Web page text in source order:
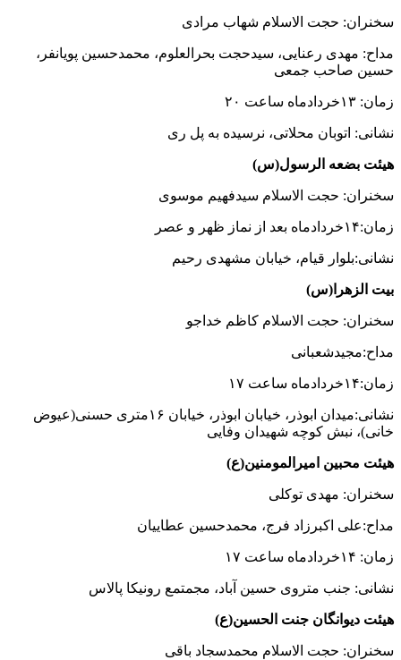
سخنران: حجت الاسلام شهاب مرادی
مداح: مهدی رعنایی، سیدحجت بحرالعلوم، محمدحسین پویانفر،
حسین صاحب جمعی
زمان: ۱۳خردادماه ساعت ۲۰
نشانی: اتوبان محلاتی، نرسیده به پل ری
هیئت بضعه الرسول(س)
سخنران: حجت الاسلام سیدفهیم موسوی
زمان:۱۴خردادماه بعد از نماز ظهر و عصر
نشانی:بلوار قیام، خیابان مشهدی رحیم
بیت الزهرا(س)
سخنران: حجت الاسلام کاظم خداجو
مداح:مجیدشعبانی
زمان:۱۴خردادماه ساعت ۱۷
نشانی:میدان ابوذر، خیابان ابوذر، خیابان ۱۶متری حسنی(عیوض
خانی)، نبش کوچه شهیدان وفایی
هیئت محبین امیرالمومنین(ع)
سخنران: مهدی توکلی
مداح:علی اکبرزاد فرج، محمدحسین عطاییان
زمان: ۱۴خردادماه ساعت ۱۷
نشانی: جنب متروی حسین آباد، مجمتمع رونیکا پالاس
هیئت دیوانگان جنت الحسین(ع)
سخنران: حجت الاسلام محمدسجاد باقی